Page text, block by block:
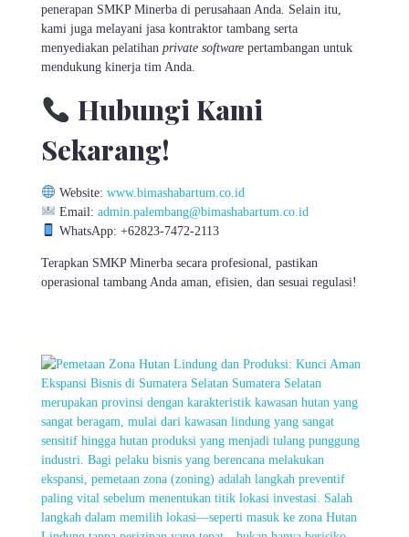
penerapan SMKP Minerba di perusahaan Anda. Selain itu,
kami juga melayani jasa kontraktor tambang serta
menyediakan pelatihan private software pertambangan untuk
mendukung kinerja tim Anda.
Hubungi Kami
Sekarang!
Website: www.bimashabartum.co.id
Email: admin.palembang@bimashabartum.co.id
WhatsApp: +62823-7472-2113
Terapkan SMKP Minerba secara profesional, pastikan
operasional tambang Anda aman, efisien, dan sesuai regulasi!